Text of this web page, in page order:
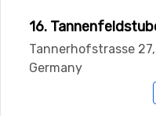
16.
Tannerhofstrasse
Germany